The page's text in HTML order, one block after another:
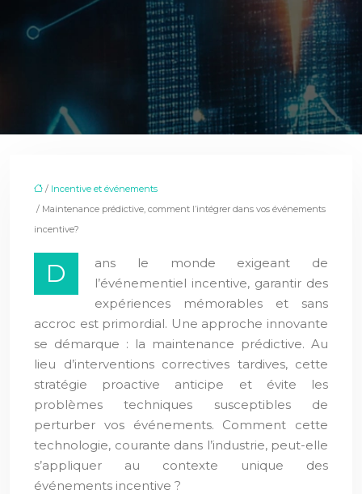
/ Incentive et événements
/ Maintenance prédictive, comment l’intégrer dans vos événements
incentive?
D
ans le monde exigeant de
l’événementiel incentive, garantir des
expériences mémorables et sans
accroc est primordial. Une approche innovante
se démarque : la maintenance prédictive. Au
lieu d’interventions correctives tardives, cette
stratégie proactive anticipe et évite les
problèmes techniques susceptibles de
perturber vos événements. Comment cette
technologie, courante dans l’industrie, peut-elle
s’appliquer au contexte unique des
événements incentive ?